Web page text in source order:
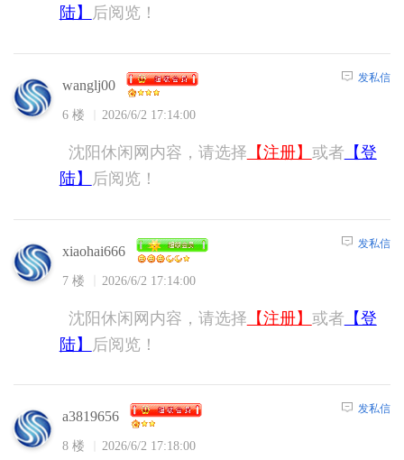
陆】
后阅览！
wanglj00
6 楼 2026/6/2 17:14:00
发私信
沈阳休闲网内容，请选择 【注册】 或者 【登
陆】
后阅览！
xiaohai666
7 楼 2026/6/2 17:14:00
发私信
沈阳休闲网内容，请选择 【注册】 或者 【登
陆】
后阅览！
a3819656
8 楼 2026/6/2 17:18:00
发私信